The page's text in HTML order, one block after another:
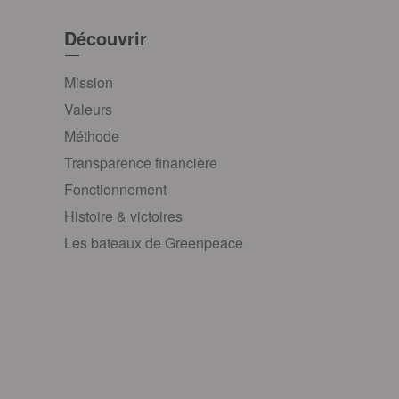
Découvrir
Mission
Valeurs
Méthode
Transparence financière
Fonctionnement
Histoire & victoires
Les bateaux de Greenpeace